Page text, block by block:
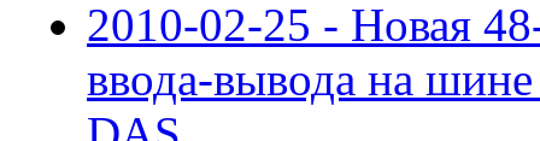
2010-02-25 - Новая
ввода-вывода на